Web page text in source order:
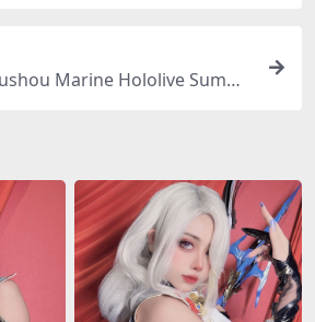
Marine Hololive Summ